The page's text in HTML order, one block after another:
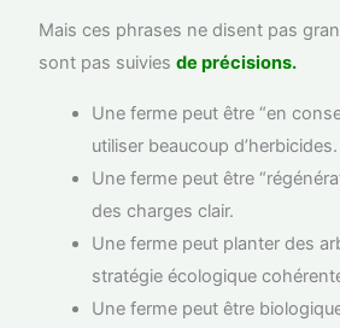
Mais ces phrases ne disent pas
sont pas suiviesde précisions.
Une ferme peut être “en
utiliser beaucoup d’herbicides.
Une ferme peut être
des charges clair.
Une ferme peut planter des
stratégie écologique
Une ferme peut être